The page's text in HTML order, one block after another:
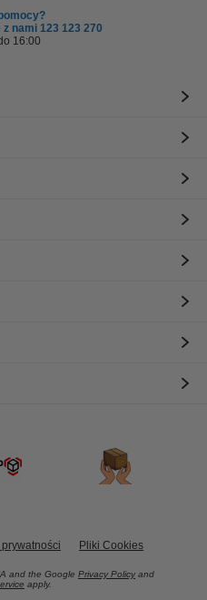
nami 123 123 270
16:00
prywatności Pliki Cookies
and the Google Privacy Policy and
apply.